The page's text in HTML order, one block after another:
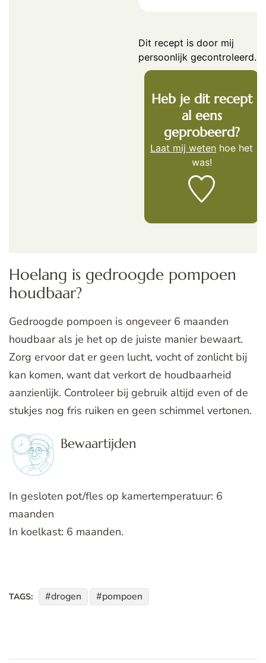
Dit recept is door mij
persoonlijk gecontroleerd.
Heb je dit recept
al eens
geprobeerd?
Laat mij weten hoe het
was!
Hoelang is gedroogde pompoen
houdbaar?
Gedroogde pompoen is ongeveer 6 maanden
houdbaar als je het op de juiste manier bewaart.
Zorg ervoor dat er geen lucht, vocht of zonlicht bij
kan komen, want dat verkort de houdbaarheid
aanzienlijk. Controleer bij gebruik altijd even of de
stukjes nog fris ruiken en geen schimmel vertonen.
Bewaartijden
In gesloten pot/fles op kamertemperatuur: 6
maanden
In koelkast: 6 maanden.
TAGS: drogen pompoen